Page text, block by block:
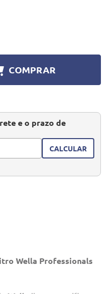
COMPRAR
e o prazo de
CALCULAR
Wella Professionals
quadriciclo